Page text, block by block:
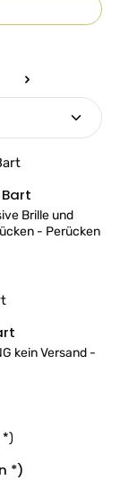
Brille und
- Perücken
kein Versand -
*)